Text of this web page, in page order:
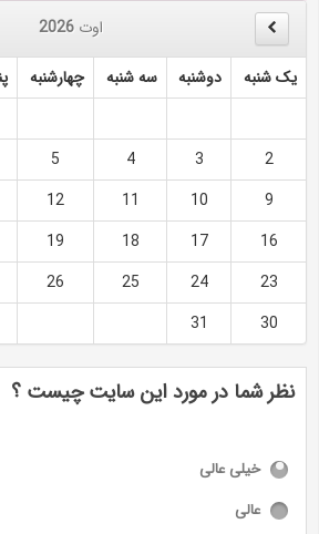
اوت 2026
یک شنبه دوشنبه سه شنبه چهارشنبه
2
3
4
5
9
10
11
12
16
17
18
19
23
24
25
26
30
31
نظر شما در مورد این سایت چیست ؟
خیلی عالی
عالی